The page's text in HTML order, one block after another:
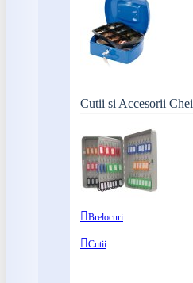
Cutii si Accesorii Chei
Brelocuri
Cutii